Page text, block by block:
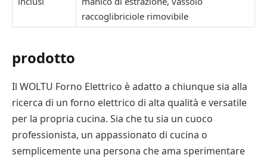
raccoglibriciole rimovibile
prodotto
Il WOLTU Forno Elettrico è adatto a chiunque sia alla
ricerca di un forno elettrico di alta qualità e versatile
per la propria cucina. Sia che tu sia un cuoco
professionista, un appassionato di cucina o
semplicemente una persona che ama sperimentare